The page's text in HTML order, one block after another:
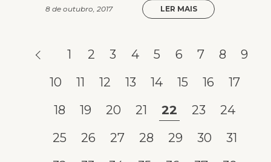
8 de outubro, 2017 LER MAIS
1 2 3 4 5 6 7 8
9
10
11 12 13 14 15 16
17
18
19 20 21 22 23
24
25
26 27 28 29 30
31